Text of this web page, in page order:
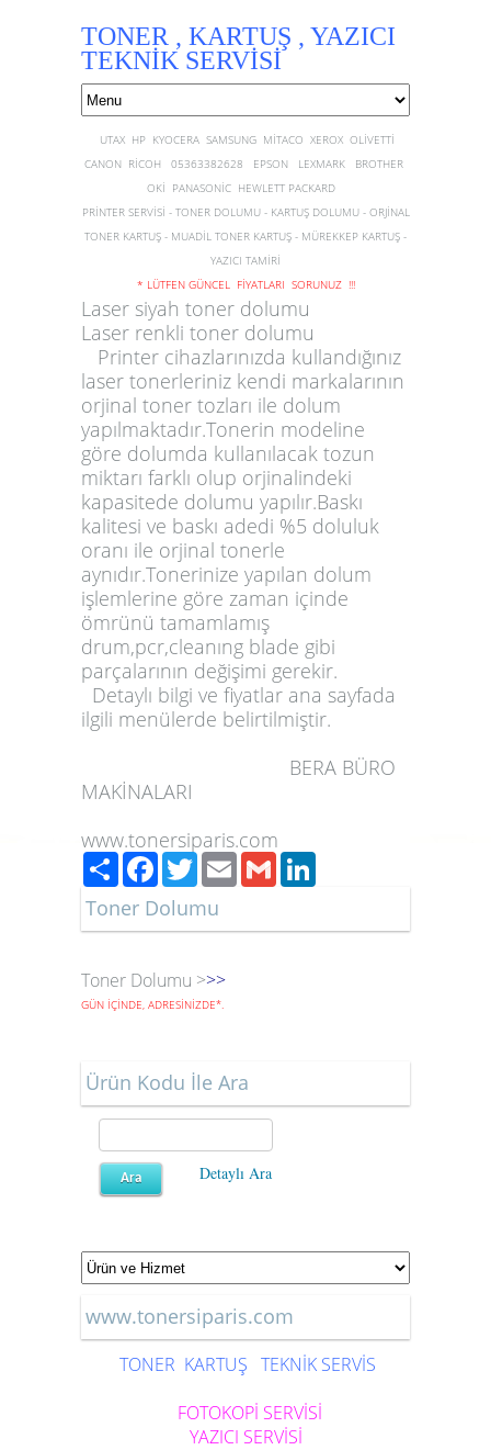
TONER , KARTUŞ , YAZICI
TEKNİK SERVİSİ
UTAX HP KYOCERA SAMSUNG MİTACO XEROX OLİVETTİ
CANON RİCOH 05363382628 EPSON LEXMARK BROTHER
OKİ PANASONİC HEWLETT PACKARD
PRİNTER SERVİSİ - TONER DOLUMU - KARTUŞ DOLUMU - ORJİNAL
TONER KARTUŞ - MUADİL TONER KARTUŞ - MÜREKKEP KARTUŞ -
YAZICI TAMİRİ
* LÜTFEN GÜNCEL FİYATLARI SORUNUZ !!!
Laser siyah toner dolumu
Laser renkli toner dolumu
Printer cihazlarınızda kullandığınız
laser tonerleriniz kendi markalarının
orjinal toner tozları ile dolum
yapılmaktadır.Tonerin modeline
göre dolumda kullanılacak tozun
miktarı farklı olup orjinalindeki
kapasitede dolumu yapılır.Baskı
kalitesi ve baskı adedi %5 doluluk
oranı ile orjinal tonerle
aynıdır.Tonerinize yapılan dolum
işlemlerine göre zaman içinde
ömrünü tamamlamış
drum,pcr,cleanıng blade gibi
parçalarının değişimi gerekir.
Detaylı bilgi ve fiyatlar ana sayfada
ilgili menülerde belirtilmiştir.
BERA BÜRO
MAKİNALARI
www.tonersiparis.com
PaylaşFacebook
TwitterEmailGmail
Toner Dolumu
Toner Dolumu >>>
GÜN İÇİNDE, ADRESİNİZDE*.
Ürün Kodu İle Ara
Detaylı Ara
www.tonersiparis.com
TONER KARTUŞ TEKNİK SERVİS
FOTOKOPİ SERVİSİ
YAZICI SERVİSİ